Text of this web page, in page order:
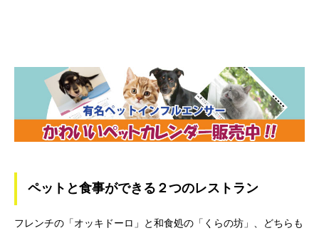
ペットと食事ができる２つのレストラン
フレンチの「オッキドーロ」と和食処の「くらの坊」、どちらも